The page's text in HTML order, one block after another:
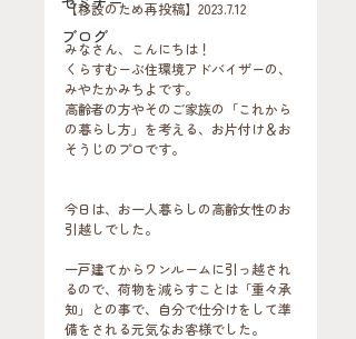
ブログ
【移設のため再投稿】2023.7.12
みなさん、こんにちは！
くらすむーぶ住環境アドバイザーの、
みやたかみちよです。
高齢者の方やそのご家族の「これから
の暮らし方」を考える、お片付け＆お
そうじのプロです。
今日は、お一人暮らしの高齢女性のお
引越しでした。
一戸建てからワンルームに引っ越され
るので、荷物を減らすことは「重々承
知」との事で、自分で仕分けをして準
備をされる元気なお客様でした。